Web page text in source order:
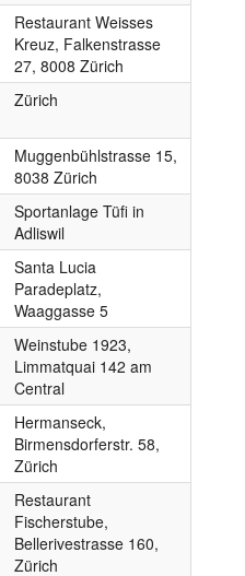
Restaurant Weisses
Kreuz, Falkenstrasse
27, 8008 Zürich
Zürich
Muggenbühlstrasse 15,
8038 Zürich
Sportanlage Tüfi in
Adliswil
Santa Lucia
Paradeplatz,
Waaggasse 5
Weinstube 1923,
Limmatquai 142 am
Central
Hermanseck,
Birmensdorferstr. 58,
Zürich
Restaurant
Fischerstube,
Bellerivestrasse 160,
Zürich